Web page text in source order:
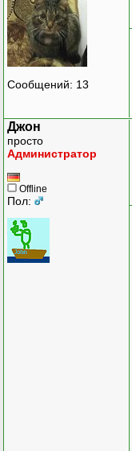
Сообщений: 13
Джон
просто
Администратор
Offline
Пол: